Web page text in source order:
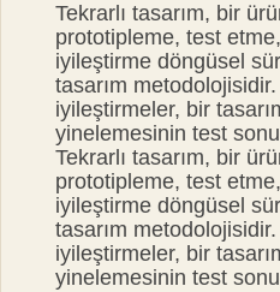
Tekrarlı tasarım, bir
prototipleme, test
iyileştirme döngüsel
tasarım
iyileştirmeler, bir
yinelemesinin test
Tekrarlı tasarım, bir
prototipleme, test
iyileştirme döngüsel
tasarım
iyileştirmeler, bir
yinelemesinin test